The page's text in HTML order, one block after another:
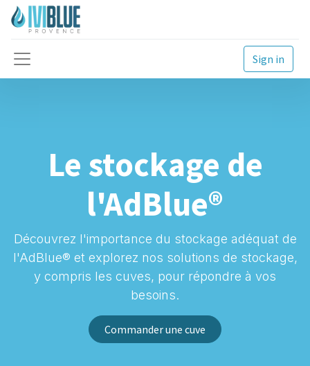
Sign in
Le stockage de
l'AdBlue®
Découvrez l'importance du stockage adéquat de
l'AdBlue® et explorez nos solutions de stockage,
y compris les cuves, pour répondre à vos
besoins.
Commander une cuve